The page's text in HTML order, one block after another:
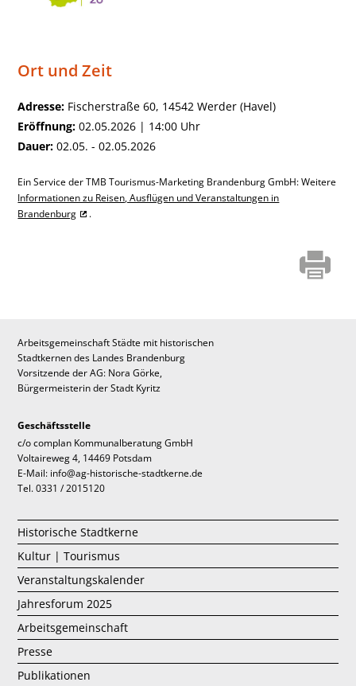
Ort und Zeit
Adresse: Fischerstraße 60, 14542 Werder (Havel)
Eröffnung: 02.05.2026 | 14:00 Uhr
Dauer: 02.05. - 02.05.2026
Ein Service der TMB Tourismus-Marketing Brandenburg GmbH: Weitere
Informationen zu Reisen, Ausflügen und Veranstaltungen in
Brandenburg
.
Arbeitsgemeinschaft Städte mit historischen
Stadtkernen des Landes Brandenburg
Vorsitzende der AG: Nora Görke,
Bürgermeisterin der Stadt Kyritz
Geschäftsstelle
c/o complan Kommunalberatung GmbH
Voltaireweg 4, 14469 Potsdam
E-Mail: info@ag-historische-stadtkerne.de
Tel. 0331 / 2015120
Historische Stadtkerne
Kultur | Tourismus
Veranstaltungskalender
Jahresforum 2025
Arbeitsgemeinschaft
Presse
Publikationen